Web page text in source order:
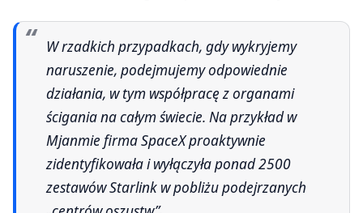
W rzadkich przypadkach, gdy wykryjemy
naruszenie, podejmujemy odpowiednie
działania, w tym współpracę z organami
ścigania na całym świecie. Na przykład w
Mjanmie firma SpaceX proaktywnie
zidentyfikowała i wyłączyła ponad 2500
zestawów Starlink w pobliżu podejrzanych